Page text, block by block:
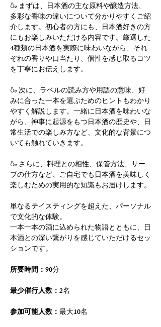
🍶 まずは、日本酒の主な原料や醸造方法、
多彩な香味の違いについて分かりやすくご紹
介します。初心者の方にも、日本酒好きの方
にもお楽しみいただける内容です。厳選した
4種類の日本酒を実際に味わいながら、それ
ぞれの香りや口当たり、個性を感じ取るコツ
を丁寧にお伝えします。
🍶 次に、ラベルの読み方や用語の意味、好
みに合った一本を選ぶためのヒントもわかり
やすく解説します。一緒に日本酒を味わいな
がら、神事に起源をもつ日本酒の歴史や、日
常生活での楽しみ方など、文化的な背景につ
いても触れていきます。
🍶 さらに、料理との相性、保管方法、サー
ブの仕方など、ご自宅でも日本酒を美味しく
楽しむための実用的な知識もお届けします。
単なるテイスティングを超えた、パーソナル
で文化的な体験。
一本一本の酒に込められた物語とともに、日
本酒との深い繋がりを感じていただけるセッ
ションです。
所要時間： 90分
最少催行人数： 2名
参加可能人数： 最大10名